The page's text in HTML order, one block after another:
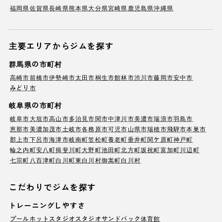
福岡県佐賀県長崎県熊本県大分県宮崎県 鹿児島県沖縄県
主要エリアからジムを探す
群馬県の市町村
高崎市前橋市伊勢崎市太田市桐生市館林市渋川市藤岡市安中市
みどり市
岐阜県の市町村
岐阜市大垣市高山市多治見市関市中津川市美濃市瑞浪市羽島市
恵那市美濃加茂市土岐市各務原市可児市山県市瑞穂市飛騨市本巣市
郡上市下呂市海津市岐南町笠松町養老町垂井町関ケ原町神戸町
輪之内町安八町揖斐川町大野町池田町北方町坂祝町富加町川辺町
七宗町 八百津町白川町東白川村御嵩町白川村
こだわりでジムを探す
トレーニングしやすさ
プールホットスタジオ スタジオサンドバック体育館